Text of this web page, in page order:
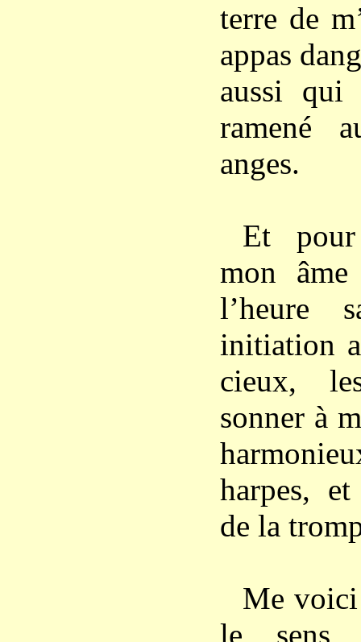
terre de
appas
aussi qui
ramené
anges.
Et
mon
l’heure
initiation
cieux,
sonner à
harpes,
de la
Me
le